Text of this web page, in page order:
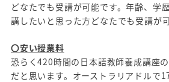
どなたでも受講が可能です。年齢、学
講したいと思った方どなたでも受講が可
〇安い授業料
恐らく420時間の日本語教師養成講座
だと思います。オーストラリアドルで